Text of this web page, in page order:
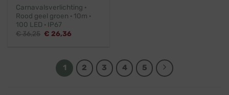
Carnavalsverlichting ·
Rood geel groen · 10m ·
100 LED · IP67
€36,25 Oorspronkelijke
€ 26,36Huidige
1 2 3 4 5